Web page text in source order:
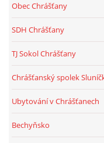
Obec Chrášťany
SDH Chrášťany
TJ Sokol Chrášťany
Chrášťanský spolek
Ubytování v Chrášťanech
Bechyňsko